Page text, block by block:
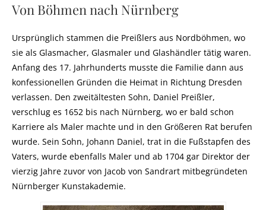
Von Böhmen nach Nürnberg
Ursprünglich stammen die Preißlers aus Nordböhmen, wo
sie als Glasmacher, Glasmaler und Glashändler tätig waren.
Anfang des 17. Jahrhunderts musste die Familie dann aus
konfessionellen Gründen die Heimat in Richtung Dresden
verlassen. Den zweitältesten Sohn, Daniel Preißler,
verschlug es 1652 bis nach Nürnberg, wo er bald schon
Karriere als Maler machte und in den Größeren Rat berufen
wurde. Sein Sohn, Johann Daniel, trat in die Fußstapfen des
Vaters, wurde ebenfalls Maler und ab 1704 gar Direktor der
vierzig Jahre zuvor von Jacob von Sandrart mitbegründeten
Nürnberger Kunstakademie.